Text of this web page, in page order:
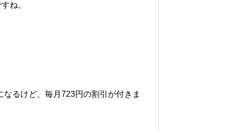
ね。
るけど、毎月723円の割引が付きま